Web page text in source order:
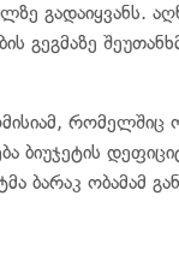
გადაიყვანს.
გეგმაზე
რომელშიც
ბიუჯეტის
ბარაკ ობამამ